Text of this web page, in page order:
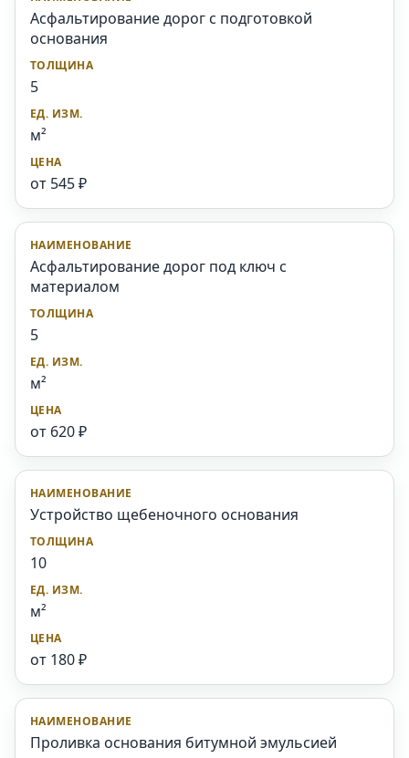
Асфальтирование дорог с подготовкой
основания
5
м²
от 545 ₽
Асфальтирование дорог под ключ с
материалом
5
м²
от 620 ₽
Устройство щебеночного основания
10
м²
от 180 ₽
Проливка основания битумной эмульсией